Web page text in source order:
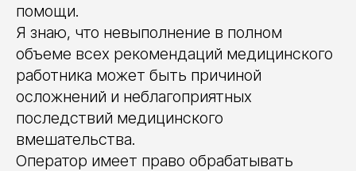
помощи.
Я знаю, что невыполнение в полном
объеме всех рекомендаций медицинского
работника может быть причиной
осложнений и неблагоприятных
последствий медицинского
вмешательства.
Оператор имеет право обрабатывать